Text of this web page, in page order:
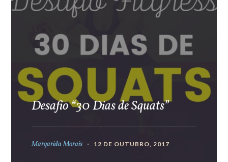
Desafio “30 Dias de Squats”
Margarida Morais 12 DE OUTUBRO, 2017